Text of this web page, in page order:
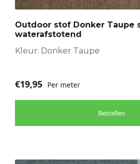
Outdoor stof Donker Taupe
waterafstotend
Kleur: Donker Taupe
€19,95 Per meter
Bestellen